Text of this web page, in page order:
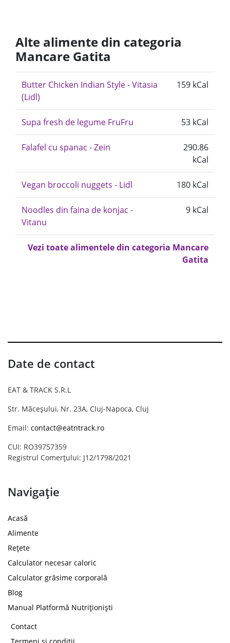
Alte alimente din categoria
Mancare Gatita
Butter Chicken Indian Style - Vitasia
(Lidl)
159 kCal
Supa fresh de legume FruFru 53 kCal
Falafel cu spanac - Zein
290.86
kCal
Vegan broccoli nuggets - Lidl 180 kCal
Noodles din faina de konjac -
Vitanu
9 kCal
Vezi toate alimentele din categoria Mancare
Gatita
Date de contact
EAT & TRACK S.R.L
Str. Măceșului, Nr. 23A, Cluj-Napoca, Cluj
Email: contact@eatntrack.ro
CUI: RO39757359
Registrul Comerțului: J12/1798/2021
Navigație
Acasă
Alimente
Rețete
Calculator necesar caloric
Calculator grăsime corporală
Blog
Manual Platformă Nutriționiști
Contact